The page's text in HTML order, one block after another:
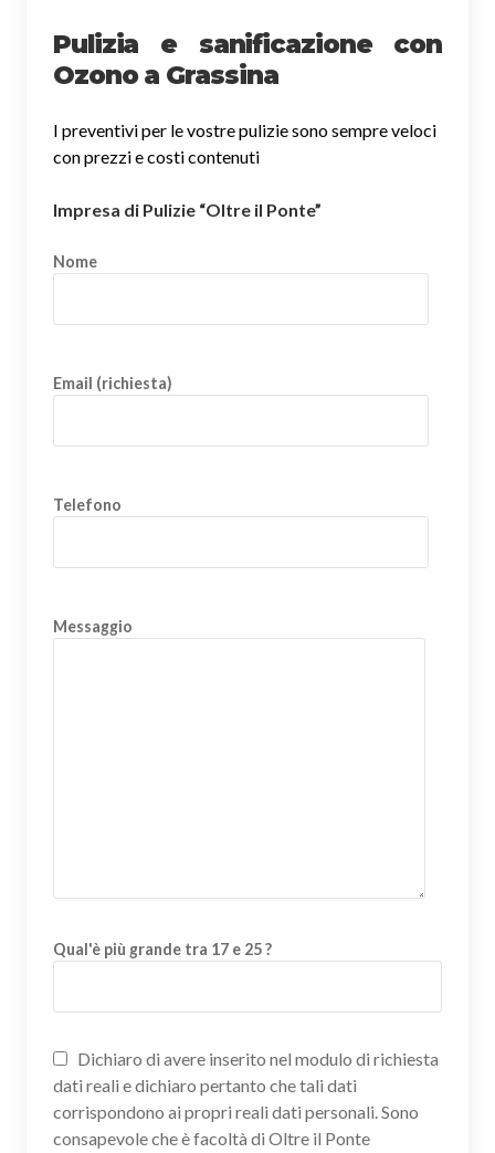
Pulizia e sanificazione con
Ozono a Grassina
I preventivi per le vostre pulizie sono sempre veloci
con prezzi e costi contenuti
Impresa di Pulizie “Oltre il Ponte”
Nome
Email (richiesta)
Telefono
Messaggio
Qual'è più grande tra 17 e 25 ?
Dichiaro di avere inserito nel modulo di richiesta
dati reali e dichiaro pertanto che tali dati
corrispondono ai propri reali dati personali. Sono
consapevole che è facoltà di Oltre il Ponte